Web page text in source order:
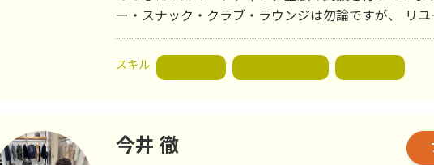
のプロフェッショナルを揃えています。 経営者の頭の中にある「ぼんやりとし
た地図」を、明日から迷わず走れる「確かな航路」へ
ばたくための仕組みを実装し続けます。
ー・スナック・クラブ・ラウンジは勿論ですが、 リ
董）・住宅・アパレル・福祉・飲食店など様々な業種
いております。 特に、限られた予算でwebに関するすべての業務をマルッと任
せたい方と相性が良いです。 とにかく事業者様に寄り添った明朗価格でweb業
スキル
今井 徹